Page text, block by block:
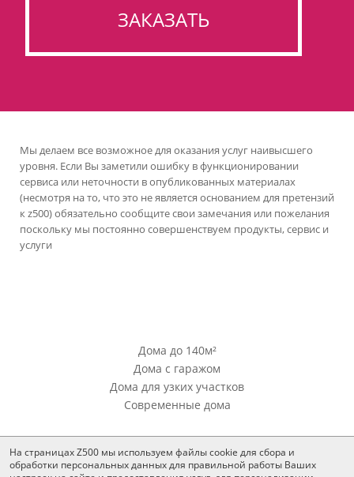
ЗАКАЗАТЬ
Мы делаем все возможное для оказания услуг наивысшего
уровня. Если Вы заметили ошибку в функционировании
сервиса или неточности в опубликованных материалах
(несмотря на то, что это не является основанием для претензий
к z500) обязательно сообщите свои замечания или пожелания
поскольку мы постоянно совершенствуем продукты, сервис и
услуги
Дома до 140м²
Дома с гаражом
Дома для узких участков
Современные дома
Проекты Z500
Проекты домов из кирпича
На страницах Z500 мы используем файлы cookie для сбора и
обработки персональных данных для правильной работы Ваших